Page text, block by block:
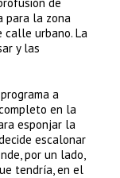
para la zona
urbano. La
y las
a
en la
esponjar la
escalonar
por un lado,
tendría, en el